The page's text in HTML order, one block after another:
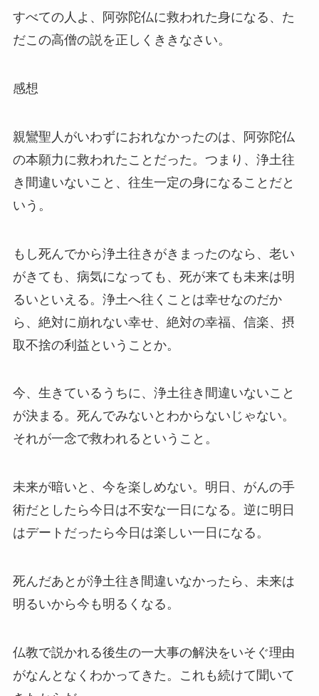
すべての人よ、阿弥陀仏に救われた身になる、た
だこの高僧の説を正しくききなさい。
感想
親鸞聖人がいわずにおれなかったのは、阿弥陀仏
の本願力に救われたことだった。つまり、浄土往
き間違いないこと、往生一定の身になることだと
いう。
もし死んでから浄土往きがきまったのなら、老い
がきても、病気になっても、死が来ても未来は明
るいといえる。浄土へ往くことは幸せなのだか
ら、絶対に崩れない幸せ、絶対の幸福、信楽、摂
取不捨の利益ということか。
今、生きているうちに、浄土往き間違いないこと
が決まる。死んでみないとわからないじゃない。
それが一念で救われるということ。
未来が暗いと、今を楽しめない。明日、がんの手
術だとしたら今日は不安な一日になる。逆に明日
はデートだったら今日は楽しい一日になる。
死んだあとが浄土往き間違いなかったら、未来は
明るいから今も明るくなる。
仏教で説かれる後生の一大事の解決をいそぐ理由
がなんとなくわかってきた。これも続けて聞いて